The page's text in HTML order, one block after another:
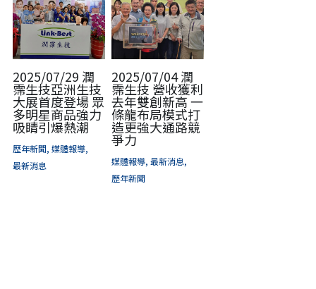
2025/07/29 潤
霈生技亞洲生技
大展首度登場 眾
多明星商品強力
吸睛引爆熱潮
歷年新聞, 媒體報導,
最新消息
2025/07/04 潤
霈生技 營收獲利
去年雙創新高 一
條龍布局模式打
造更強大通路競
爭力
媒體報導, 最新消息,
歷年新聞